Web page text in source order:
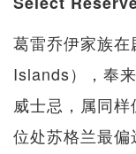
葛雷乔伊家族
Islands），奉
威士忌，属同
位处苏格兰最